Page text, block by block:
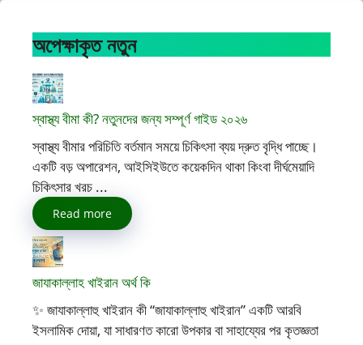
অপেক্ষাকৃত নতুন
স্বাস্থ্য বীমা কী? নতুনদের জন্য সম্পূর্ণ গাইড ২০২৬
স্বাস্থ্য বীমার পরিচিতি বর্তমান সময়ে চিকিৎসা ব্যয় দ্রুত বৃদ্ধি পাচ্ছে।
একটি বড় অপারেশন, আইসিইউতে কয়েকদিন থাকা কিংবা দীর্ঘমেয়াদি
চিকিৎসার খরচ ...
Read more
জাযাকাল্লাহ খাইরান অর্থ কি
✨ জাযাকাল্লাহু খাইরান কী “জাযাকাল্লাহু খাইরান” একটি আরবি
ইসলামিক দোয়া, যা সাধারণত কারো উপকার বা সাহায্যের পর কৃতজ্ঞতা